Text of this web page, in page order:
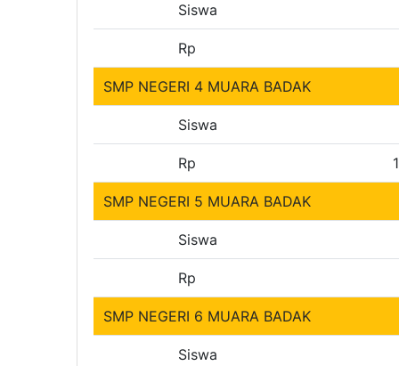
Siswa
Rp
SMP NEGERI 4 MUARA BADAK
Siswa
Rp
SMP NEGERI 5 MUARA BADAK
Siswa
Rp
SMP NEGERI 6 MUARA BADAK
Siswa